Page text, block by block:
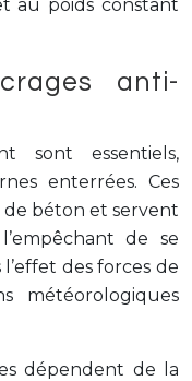
au poids constant
anti-
sont essentiels,
enterrées. Ces
de béton et servent
de se
des forces de
météorologiques
dépendent de la